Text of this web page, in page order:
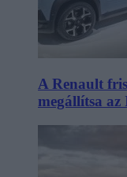
A Renault
megállítsa